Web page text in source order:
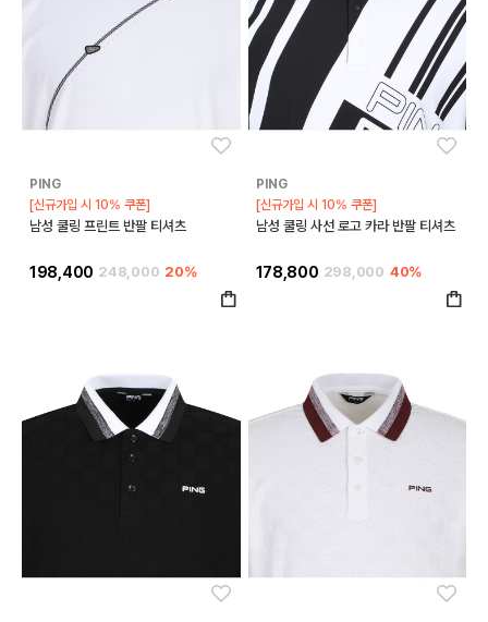
PING
[신규가입 시 10% 쿠폰]
남성 쿨링 프린트 반팔 티셔츠
198,400 248,000 20%
PING
[신규가입 시 10% 쿠폰]
남성 쿨링 사선 로고 카라 반팔 티셔츠
178,800 298,000 40%